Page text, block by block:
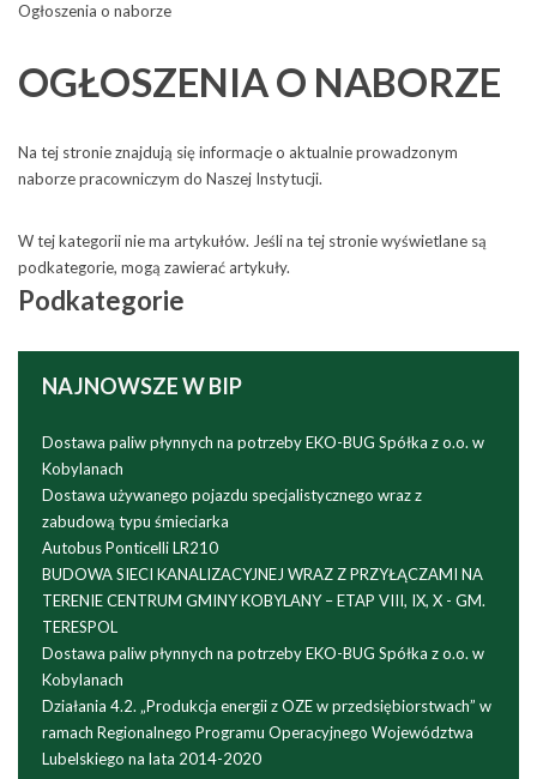
Ogłoszenia o naborze
OGŁOSZENIA O NABORZE
Na tej stronie znajdują się informacje o aktualnie prowadzonym
naborze pracowniczym do Naszej Instytucji.
W tej kategorii nie ma artykułów. Jeśli na tej stronie wyświetlane są
podkategorie, mogą zawierać artykuły.
Podkategorie
NAJNOWSZEW BIP
Dostawa paliw płynnych na potrzeby EKO-BUG Spółka z o.o. w
Kobylanach
Dostawa używanego pojazdu specjalistycznego wraz z
zabudową typu śmieciarka
Autobus Ponticelli LR210
BUDOWA SIECI KANALIZACYJNEJ WRAZ Z PRZYŁĄCZAMI NA
TERENIE CENTRUM GMINY KOBYLANY – ETAP VIII, IX, X - GM.
TERESPOL
Dostawa paliw płynnych na potrzeby EKO-BUG Spółka z o.o. w
Kobylanach
Działania 4.2. „Produkcja energii z OZE w przedsiębiorstwach” w
ramach Regionalnego Programu Operacyjnego Województwa
Lubelskiego na lata 2014-2020